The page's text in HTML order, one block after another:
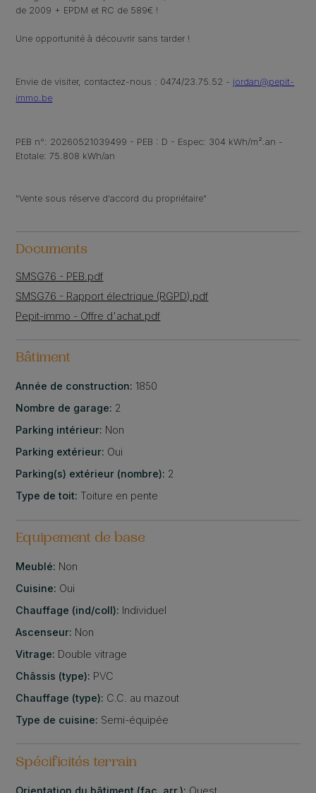
de 2009 + EPDM et RC de 589€ !
Une opportunité à découvrir sans tarder !
Envie de visiter, contactez-nous : 0474/23.75.52 - jordan@pepit-
immo.be
PEB n°: 20260521039499 - PEB : D - Espec: 304 kWh/m².an -
Etotale: 75.808 kWh/an
"Vente sous réserve d'accord du propriétaire"
Documents
SMSG76 - PEB.pdf
SMSG76 - Rapport électrique (RGPD).pdf
Pepit-immo - Offre d'achat.pdf
Bâtiment
Année de construction: 1850
Nombre de garage: 2
Parking intérieur: Non
Parking extérieur: Oui
Parking(s) extérieur (nombre): 2
Type de toit: Toiture en pente
Equipement de base
Meublé: Non
Cuisine: Oui
Chauffage (ind/coll): Individuel
Ascenseur: Non
Vitrage: Double vitrage
Châssis (type): PVC
Chauffage (type): C.C. au mazout
Type de cuisine: Semi-équipée
Spécificités terrain
Orientation du bâtiment (faç. arr.): Ouest